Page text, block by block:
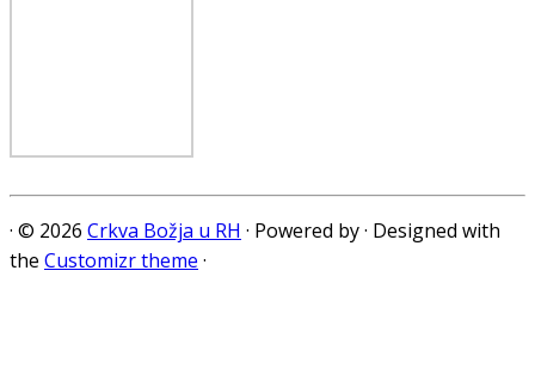
· © 2026 Crkva Božja u RH · Powered by· Designed with
the Customizr theme ·